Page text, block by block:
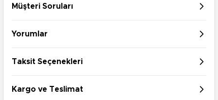
Müşteri Soruları
Yorumlar
Taksit Seçenekleri
Kargo ve Teslimat